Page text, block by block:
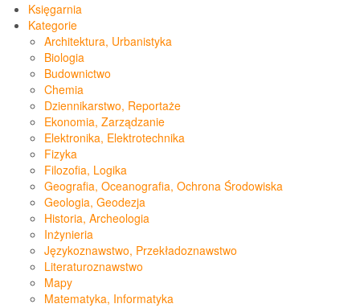
Księgarnia
Kategorie
Architektura, Urbanistyka
Biologia
Budownictwo
Chemia
Dziennikarstwo, Reportaże
Ekonomia, Zarządzanie
Elektronika, Elektrotechnika
Fizyka
Filozofia, Logika
Geografia, Oceanografia, Ochrona Środowiska
Geologia, Geodezja
Historia, Archeologia
Inżynieria
Językoznawstwo, Przekładoznawstwo
Literaturoznawstwo
Mapy
Matematyka, Informatyka